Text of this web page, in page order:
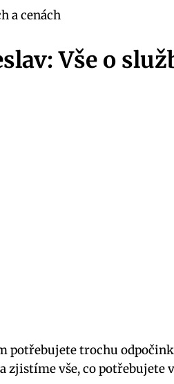
a cenách
Vše o
potřebujete trochu
vše, co potřebujete